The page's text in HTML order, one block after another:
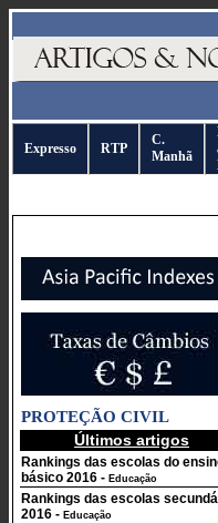
Expresso RTP
C.
Manhã
PROTEÇÃO CIVIL
Últimos artigos
Rankings das escolas do
básico 2016 - Educação
Rankings das escolas
2016 - Educação